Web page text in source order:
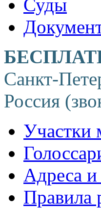
Суды
Санкт-
Россия
Участки
Адреса
Правила